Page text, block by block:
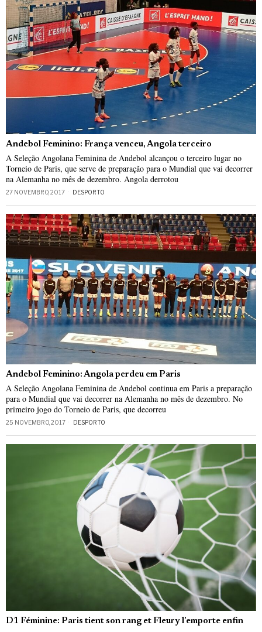
Andebol Feminino: França venceu, Angola terceiro
A Seleção Angolana Feminina de Andebol alcançou o terceiro lugar no
Torneio de Paris, que serve de preparação para o Mundial que vai decorrer
na Alemanha no mês de dezembro. Angola derrotou
27 NOVEMBRO, 2017 DESPORTO
Andebol Feminino: Angola perdeu em Paris
A Seleção Angolana Feminina de Andebol continua em Paris a preparação
para o Mundial que vai decorrer na Alemanha no mês de dezembro. No
primeiro jogo do Torneio de Paris, que decorreu
25 NOVEMBRO, 2017 DESPORTO
D1 Féminine: Paris tient son rang et Fleury l’emporte enfin